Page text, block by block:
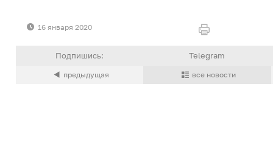
16 января 2020